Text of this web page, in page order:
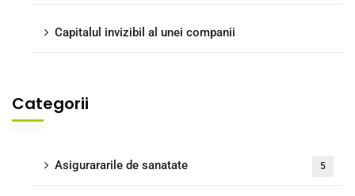
Capitalul invizibil al unei companii
Categorii
Asigurararile de sanatate 5